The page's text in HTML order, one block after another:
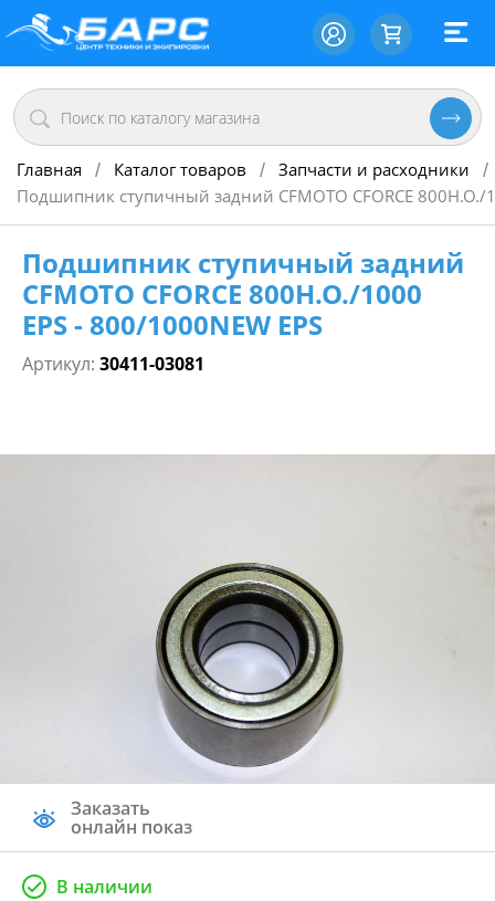
Главная / Каталог товаров / Запчасти и расходники
/
Подшипник ступичный задний CFMOTO CFORCE 800H.O./
Подшипник ступичный задний
CFMOTO CFORCE 800H.O./1000
EPS - 800/1000NEW EPS
Артикул: 30411-03081
Заказать
онлайн показ
В наличии